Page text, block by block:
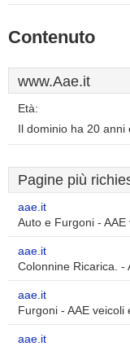
Contenuto
www.Aae.it
Età:
Il dominio ha 20 anni
Pagine più
aae.it
Auto e Furgoni -
aae.it
Colonnine Ricarica. -
aae.it
Furgoni - AAE veicoli
aae.it